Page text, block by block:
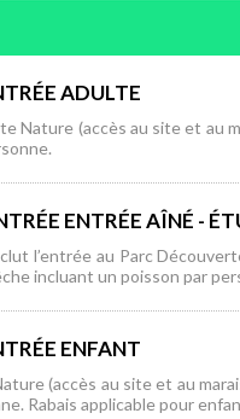
ADULTE
Nature (accès au site et au
ENTRÉE AÎNÉ -
l’entrée au Parc
incluant un poisson par
ENFANT
(accès au site et au
Rabais applicable pour